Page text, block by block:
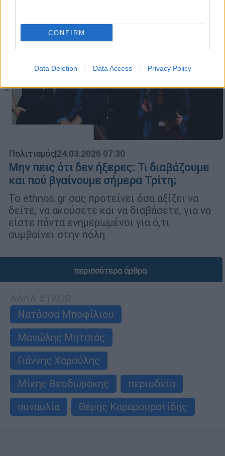
CONFIRM
Data Deletion Data Access Privacy Policy
Πολιτισμός|24.03.2026 07:30
Μην πεις ότι δεν ήξερες: Τι διαβάζουμε
και πού βγαίνουμε σήμερα Τρίτη;
Το ethnos.gr σας προτείνει όσα αξίζει να
δείτε, να ακούσετε και να διαβάσετε, για να
είστε πάντα ενημερωμένοι για ό,τι
συμβαίνει στην πόλη
περισσότερα άρθρα
Νατάσσα Μποφίλιου
Μανώλης Μητσιάς
Γιάννης Χαρούλης
Μίκης Θεοδωράκης
περιοδεία
συναυλία
Θέμης Καραμουρατίδης